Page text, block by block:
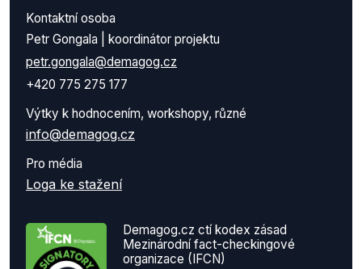
Kontaktní osoba
Petr Gongala | koordinátor projektu
petr.gongala@demagog.cz
+420 775 275 177
Výtky k hodnocením, workshopy, různé
info@demagog.cz
Pro média
Loga ke stažení
Demagog.cz ctí kodex zásad
Mezinárodní fact-checkingové
organizace (IFCN)